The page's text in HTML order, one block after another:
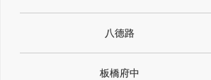
八德路
板橋府中